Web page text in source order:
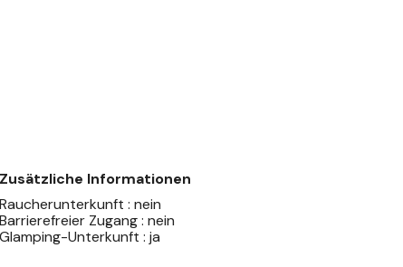
Zusätzliche Informationen
Raucherunterkunft : nein
Barrierefreier Zugang : nein
Glamping-Unterkunft : ja